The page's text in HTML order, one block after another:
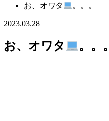
お、オワタ
。。。
2023.03.28
お、オワタ 。。。